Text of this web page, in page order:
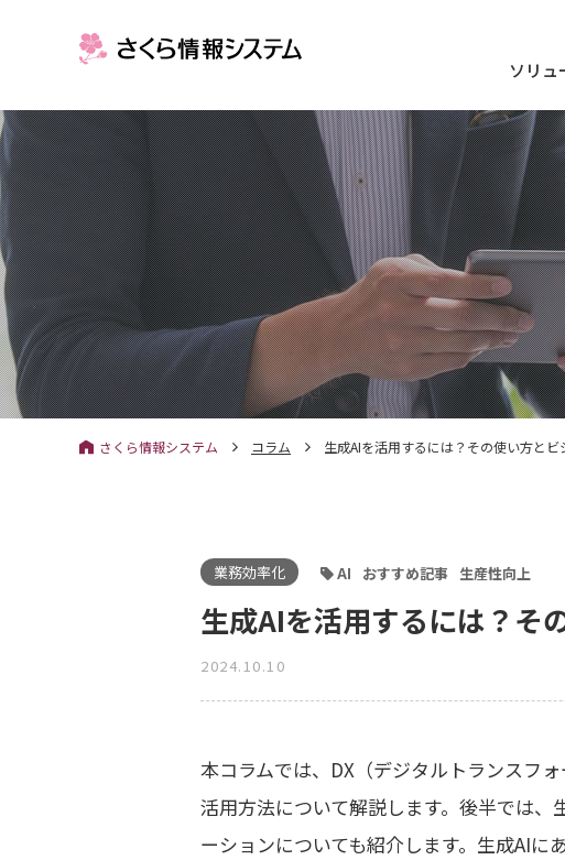
ソリュ
さくら情報システム コラム 生成AIを活用するには？その使い方とビ
業務効率化 AI おすすめ記事 生産性向上
生成AIを活用するには？そ
2024.10.10
本コラムでは、DX（デジタルトランスフ
活用方法について解説します。後半では、
ーションについても紹介します。生成AI